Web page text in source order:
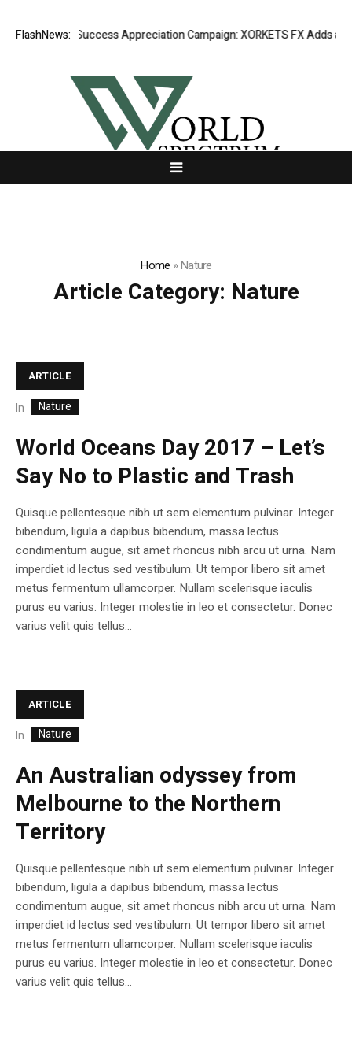
FlashNews:
Listing Success Appreciation Campaign: XORKETS FX Adds an
Home »Nature
Article Category: Nature
ARTICLE
In Nature
World Oceans Day 2017 – Let’s
Say No to Plastic and Trash
Quisque pellentesque nibh ut sem elementum pulvinar. Integer
bibendum, ligula a dapibus bibendum, massa lectus
condimentum augue, sit amet rhoncus nibh arcu ut urna. Nam
imperdiet id lectus sed vestibulum. Ut tempor libero sit amet
metus fermentum ullamcorper. Nullam scelerisque iaculis
purus eu varius. Integer molestie in leo et consectetur. Donec
varius velit quis tellus...
ARTICLE
In Nature
An Australian odyssey from
Melbourne to the Northern
Territory
Quisque pellentesque nibh ut sem elementum pulvinar. Integer
bibendum, ligula a dapibus bibendum, massa lectus
condimentum augue, sit amet rhoncus nibh arcu ut urna. Nam
imperdiet id lectus sed vestibulum. Ut tempor libero sit amet
metus fermentum ullamcorper. Nullam scelerisque iaculis
purus eu varius. Integer molestie in leo et consectetur. Donec
varius velit quis tellus...